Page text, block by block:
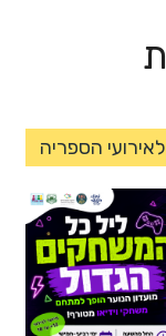
לאירועי הספריה